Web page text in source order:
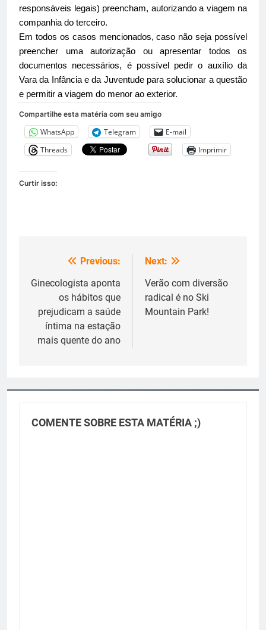
responsáveis legais) preencham, autorizando a viagem na
companhia do terceiro.
Em todos os casos mencionados, caso não seja possível
preencher uma autorização ou apresentar todos os
documentos necessários, é possível pedir o auxílio da
Vara da Infância e da Juventude para solucionar a questão
e permitir a viagem do menor ao exterior.
Compartilhe esta matéria com seu amigo
WhatsApp Telegram
E-mail
Threads
Imprimir
Curtir isso:
Navegação
de
Post
Previous:
Ginecologista aponta
os hábitos que
prejudicam a saúde
íntima na estação
mais quente do ano
Next:
Verão com diversão
radical é no Ski
Mountain Park!
COMENTE SOBRE ESTA MATÉRIA ;)